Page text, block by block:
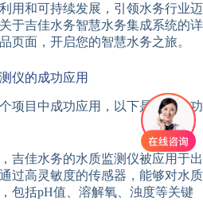
用和可持续发展，引领水务行业迈
于吉佳水务智慧水务集成系统的详
页面，开启您的智慧水务之旅。
仪的成功应用
项目中成功应用，以下是对其成功
吉佳水务的水质监测仪被应用于出
过高灵敏度的传感器，能够对水质
包括pH值、溶解氧、浊度等关键